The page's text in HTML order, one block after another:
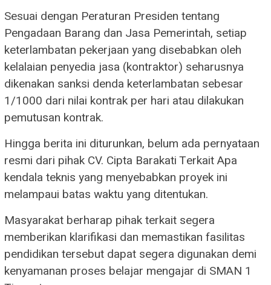
Sesuai dengan Peraturan Presiden tentang
Pengadaan Barang dan Jasa Pemerintah, setiap
keterlambatan pekerjaan yang disebabkan oleh
kelalaian penyedia jasa (kontraktor) seharusnya
dikenakan sanksi denda keterlambatan sebesar
1/1000 dari nilai kontrak per hari atau dilakukan
pemutusan kontrak.
Hingga berita ini diturunkan, belum ada pernyataan
resmi dari pihak CV. Cipta Barakati Terkait Apa
kendala teknis yang menyebabkan proyek ini
melampaui batas waktu yang ditentukan.
Masyarakat berharap pihak terkait segera
memberikan klarifikasi dan memastikan fasilitas
pendidikan tersebut dapat segera digunakan demi
kenyamanan proses belajar mengajar di SMAN 1